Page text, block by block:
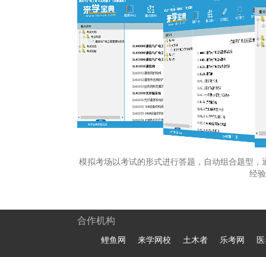
模拟考场以考试的形式进行答题，自动组合题型
经
合作机构
鲤鱼网 来学网校 土木者 乐考网